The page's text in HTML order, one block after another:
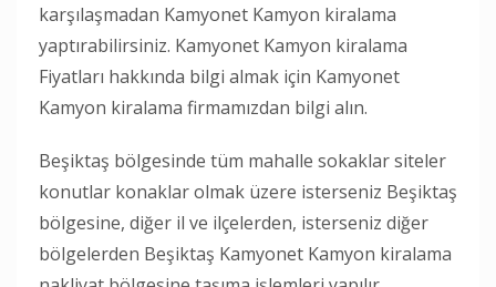
karşılaşmadan Kamyonet Kamyon kiralama
yaptırabilirsiniz. Kamyonet Kamyon kiralama
Fiyatları hakkında bilgi almak için Kamyonet
Kamyon kiralama firmamızdan bilgi alın.
Beşiktaş bölgesinde tüm mahalle sokaklar siteler
konutlar konaklar olmak üzere isterseniz Beşiktaş
bölgesine, diğer il ve ilçelerden, isterseniz diğer
bölgelerden Beşiktaş Kamyonet Kamyon kiralama